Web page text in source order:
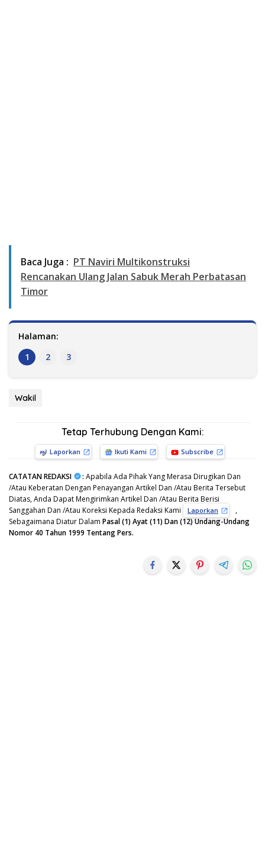
Baca Juga : PT Naviri Multikonstruksi
Rencanakan Ulang Jalan Sabuk Merah Perbatasan
Timor
Halaman:
1
2 3
Wakil
Tetap Terhubung Dengan Kami:
Laporkan Ikuti Kami Subscribe
CATATAN REDAKSI : Apabila Ada Pihak Yang Merasa Dirugikan Dan
/Atau Keberatan Dengan Penayangan Artikel Dan /Atau Berita Tersebut
Diatas, Anda Dapat Mengirimkan Artikel Dan /Atau Berita Berisi
Sanggahan Dan /Atau Koreksi Kepada Redaksi Kami
Laporkan
,
Sebagaimana Diatur Dalam Pasal (1) Ayat (11) Dan (12) Undang-Undang
Nomor 40 Tahun 1999 Tentang Pers.